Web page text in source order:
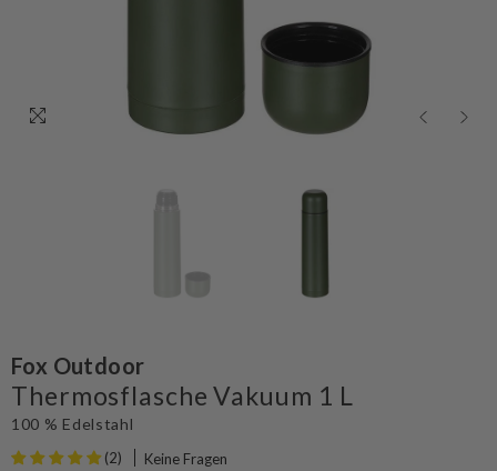
Fox Outdoor
Thermosflasche Vakuum 1 L
100 % Edelstahl
(2) Keine Fragen